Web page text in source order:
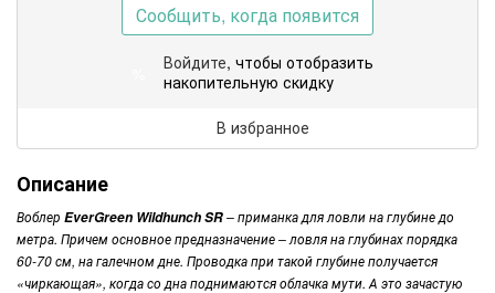
Сообщить, когда появится
Войдите, чтобы отобразить
накопительную скидку
В избранное
Описание
Воблер EverGreen Wildhunch SR– приманка для ловли на глубине до
метра. Причем основное предназначение – ловля на глубинах порядка
60-70 см, на галечном дне. Проводка при такой глубине получается
«чиркающая», когда со дна поднимаются облачка мути. А это зачастую